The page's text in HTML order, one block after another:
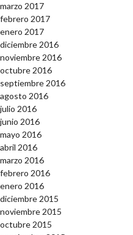
marzo 2017
febrero 2017
enero 2017
diciembre 2016
noviembre 2016
octubre 2016
septiembre 2016
agosto 2016
julio 2016
junio 2016
mayo 2016
abril 2016
marzo 2016
febrero 2016
enero 2016
diciembre 2015
noviembre 2015
octubre 2015